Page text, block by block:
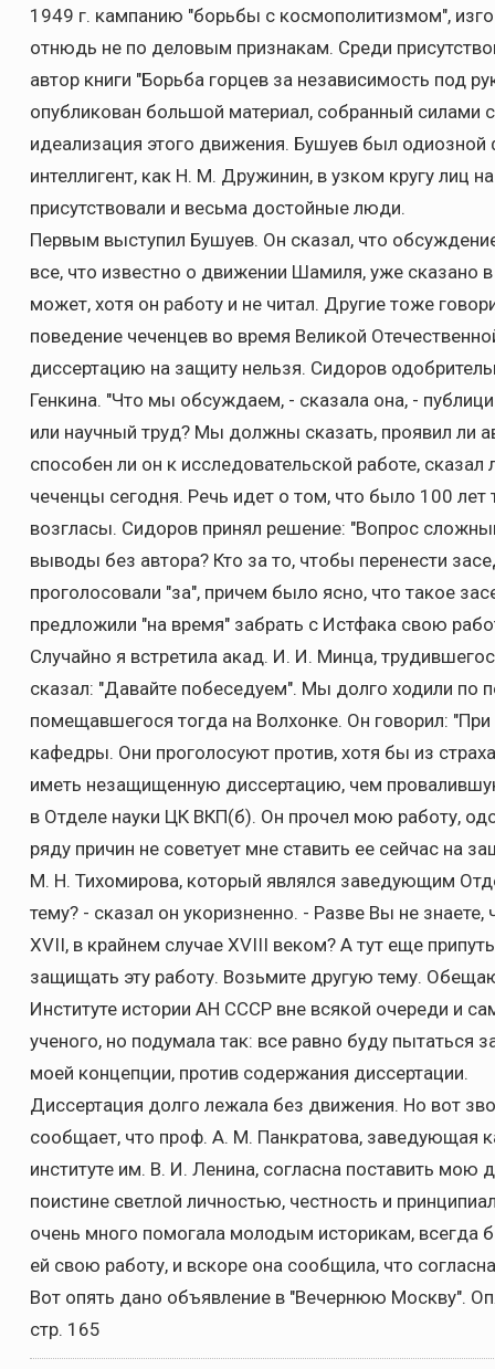
1949 г. кампанию "борьбы с космополитизмом",
отнюдь не по деловым признакам. Среди
автор книги "Борьба горцев за независимость под
опубликован большой материал, собранный силами
идеализация этого движения. Бушуев был
интеллигент, как Н. М. Дружинин, в узком кругу лиц
присутствовали и весьма достойные люди.
Первым выступил Бушуев. Он сказал, что
все, что известно о движении Шамиля, уже сказано
может, хотя он работу и не читал. Другие тоже
поведение чеченцев во время Великой
диссертацию на защиту нельзя. Сидоров
Генкина. "Что мы обсуждаем, - сказала она, -
или научный труд? Мы должны сказать, проявил ли
способен ли он к исследовательской работе,
чеченцы сегодня. Речь идет о том, что было 100
возгласы. Сидоров принял решение: "Вопрос
выводы без автора? Кто за то, чтобы перенести
проголосовали "за", причем было ясно, что такое
предложили "на время" забрать с Истфака свою
Случайно я встретила акад. И. И. Минца,
сказал: "Давайте побеседуем". Мы долго ходили по
помещавшегося тогда на Волхонке. Он говорил:
кафедры. Они проголосуют против, хотя бы из
иметь незащищенную диссертацию, чем
в Отделе науки ЦК ВКП(б). Он прочел мою работу,
ряду причин не советует мне ставить ее сейчас на
М. Н. Тихомирова, который являлся заведующим
тему? - сказал он укоризненно. - Разве Вы не
XVII, в крайнем случае XVIII веком? А тут еще
защищать эту работу. Возьмите другую тему.
Институте истории АН СССР вне всякой очереди и
ученого, но подумала так: все равно буду пытаться
моей концепции, против содержания диссертации.
Диссертация долго лежала без движения. Но вот
сообщает, что проф. А. М. Панкратова, заведующая
институте им. В. И. Ленина, согласна поставить
поистине светлой личностью, честность и
очень много помогала молодым историкам, всегда
ей свою работу, и вскоре она сообщила, что
Вот опять дано объявление в "Вечернюю Москву".
стр. 165